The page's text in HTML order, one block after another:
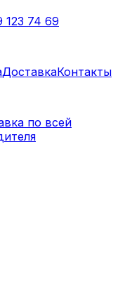
123 74 69
ДоставкаКонтакты
по всей